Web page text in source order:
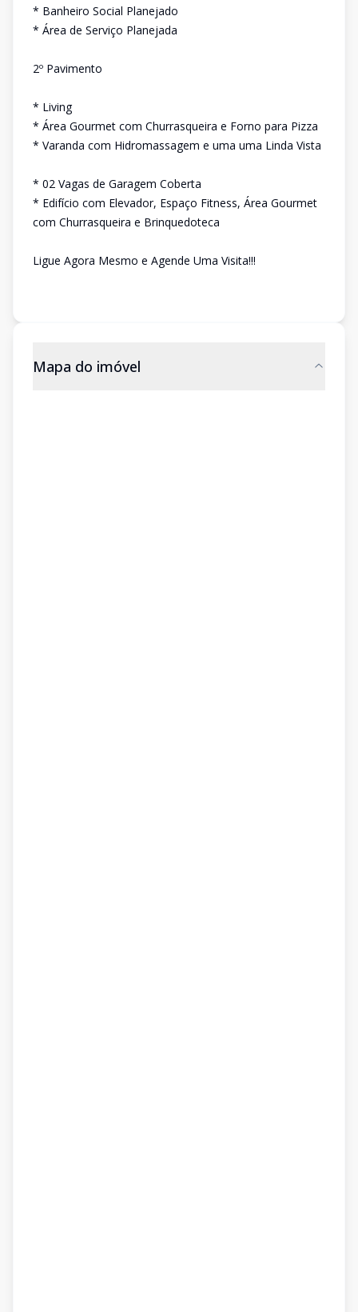
* Banheiro Social Planejado
* Área de Serviço Planejada
2º Pavimento
* Living
* Área Gourmet com Churrasqueira e Forno para Pizza
* Varanda com Hidromassagem e uma uma Linda Vista
* 02 Vagas de Garagem Coberta
* Edifício com Elevador, Espaço Fitness, Área Gourmet
com Churrasqueira e Brinquedoteca
Ligue Agora Mesmo e Agende Uma Visita!!!
Mapa do imóvel